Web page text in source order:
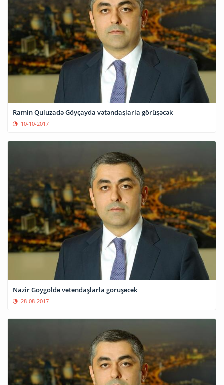
Ramin Quluzadə Göyçayda vətəndaşlarla görüşəcək
10-10-2017
Nazir Göygöldə vətəndaşlarla görüşəcək
28-08-2017